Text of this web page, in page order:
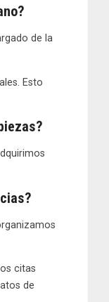
de la
Esto
citas
de